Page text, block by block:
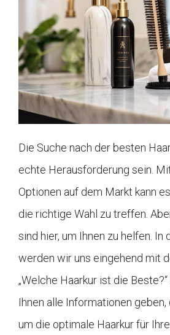
Die Suche nach der besten
echte Herausforderung sein.
Optionen auf dem Markt kann
die richtige Wahl zu treffen.
sind hier, um Ihnen zu helfen. In
werden wir uns eingehend mit
„Welche Haarkur ist die
Ihnen alle Informationen
um die optimale Haarkur für